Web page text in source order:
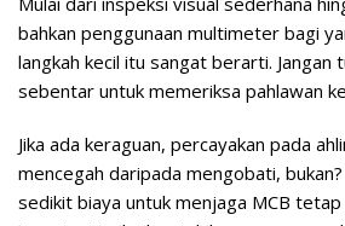
bahkan penggunaan multimeter bagi
langkah kecil itu sangat berarti. Jangan
sebentar untuk memeriksa pahlawan
Jika ada keraguan, percayakan pada
mencegah daripada mengobati,
sedikit biaya untuk menjaga MCB tetap